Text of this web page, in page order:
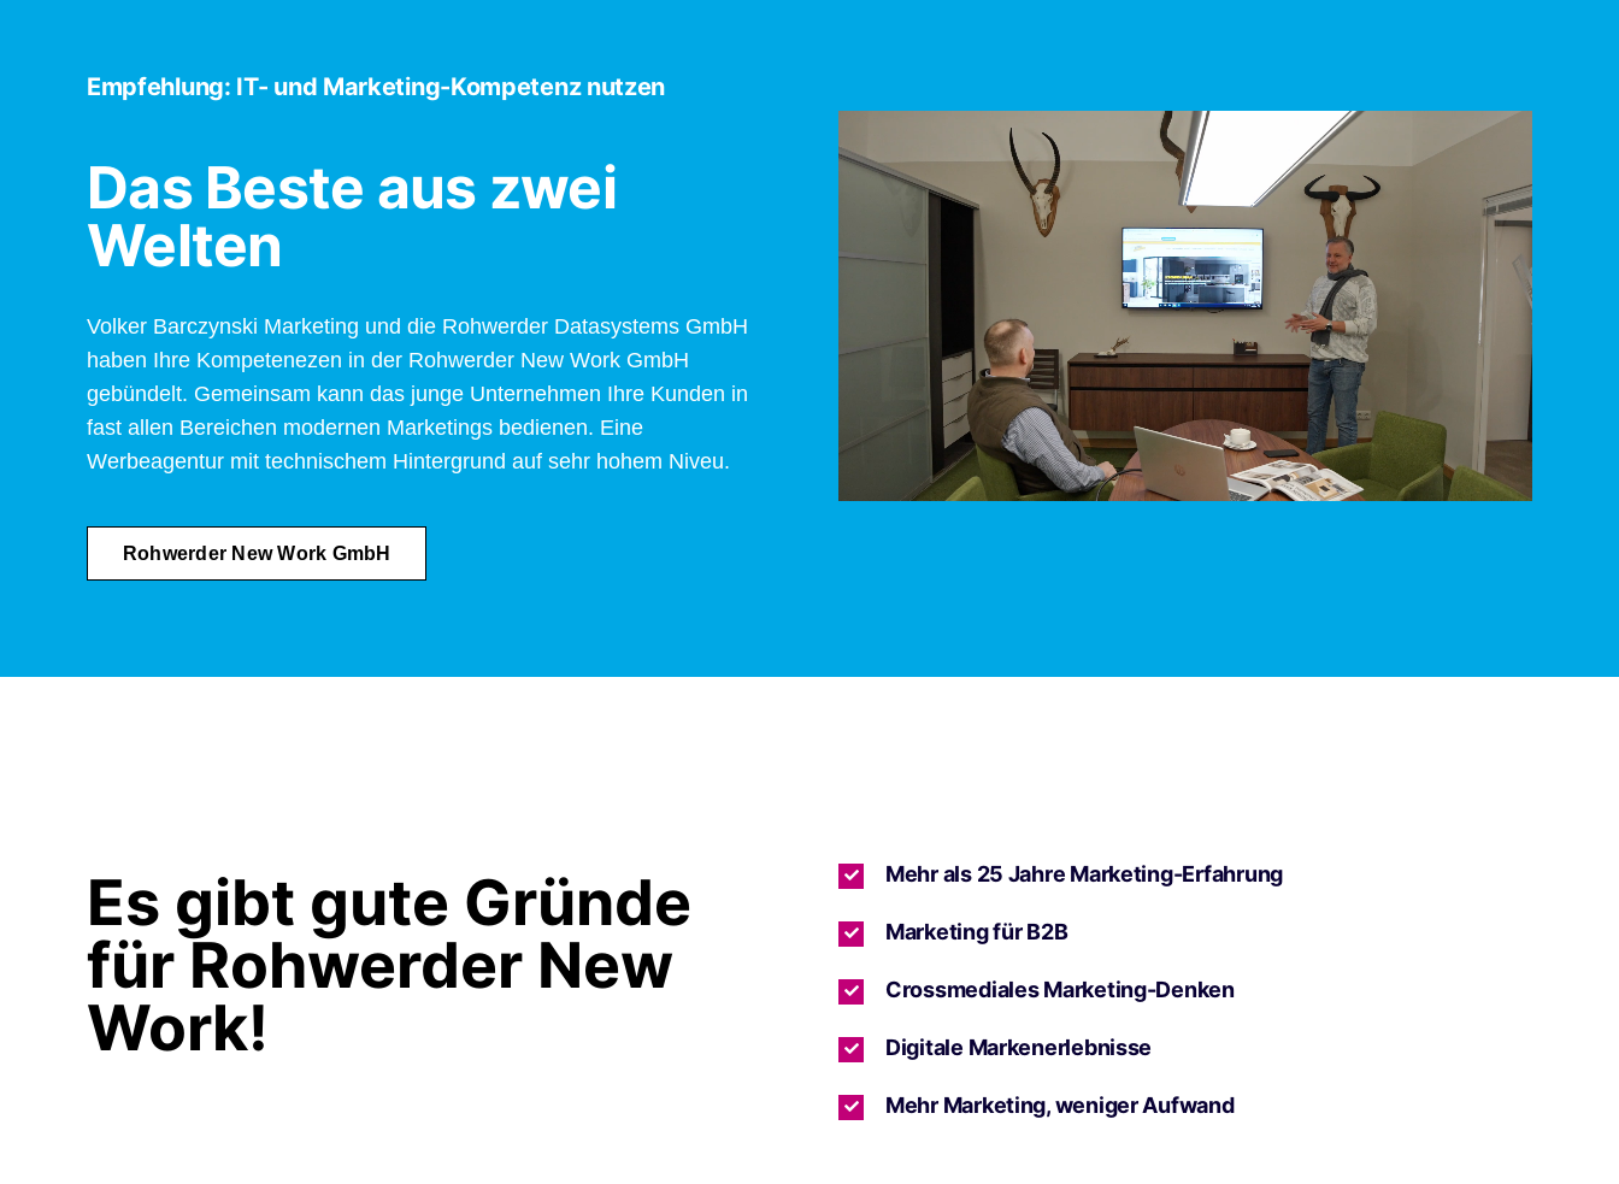
Empfehlung: IT- und Marketing-Kompetenz nutzen
Das Beste aus zwei
Welten
Volker Barczynski Marketing und die Rohwerder Datasystems GmbH
haben Ihre Kompetenezen in der Rohwerder New Work GmbH
gebündelt. Gemeinsam kann das junge Unternehmen Ihre Kunden in
fast allen Bereichen modernen Marketings bedienen. Eine
Werbeagentur mit technischem Hintergrund auf sehr hohem Niveu.
Rohwerder New Work GmbH
Es gibt gute Gründe
für Rohwerder New
Work!
Mehr als 25 Jahre Marketing-Erfahrung
Marketing für B2B
Crossmediales Marketing-Denken
Digitale Markenerlebnisse
Mehr Marketing, weniger Aufwand